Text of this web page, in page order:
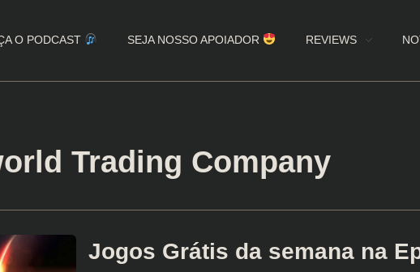
O PODCAST SEJA NOSSO APOIADOR REVIEWS
Trading Company
Jogos Grátis da semana na